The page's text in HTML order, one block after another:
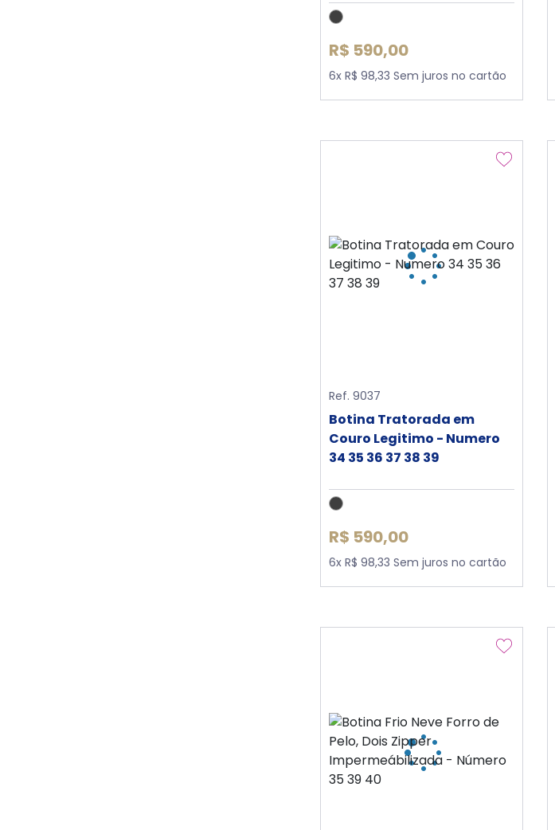
R$ 590,00
6x R$ 98,33 Sem juros no cartão
Ref. 9037
Botina Tratorada em
Couro Legitimo - Numero
34 35 36 37 38 39
R$ 590,00
6x R$ 98,33 Sem juros no cartão